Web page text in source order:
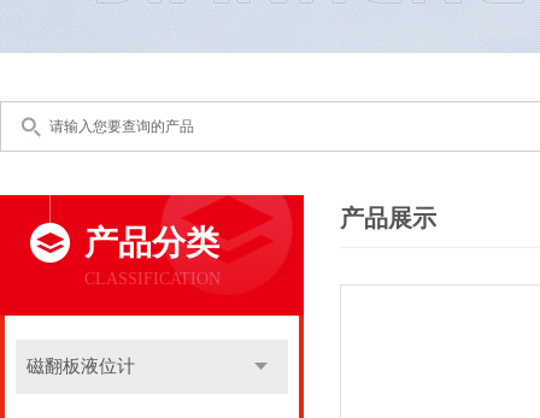
产品分类
CLASSIFICATION
磁翻板液位计
产品展示